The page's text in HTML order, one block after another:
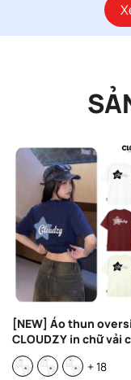
[NEW] Áo thun
CLOUDZY in chữ vải
100% 250gsm form
nữ áo phông regular
+ 18